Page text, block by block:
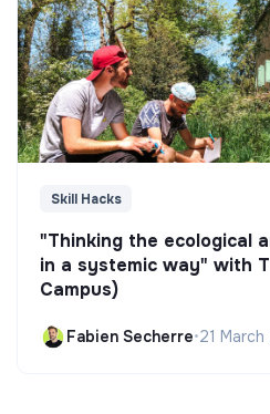
Skill Hacks
"Thinking the ecological
in a systemic way" with
Campus)
Fabien Secherre•21